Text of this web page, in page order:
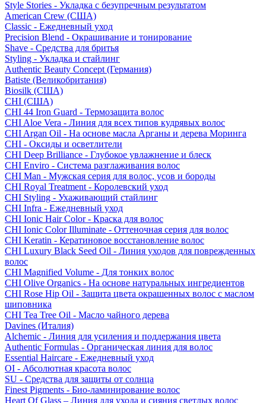
Style Stories - Укладка с безупречным результатом
American Crew (США)
Classic - Ежедневный уход
Precision Blend - Окрашивание и тонирование
Shave - Средства для бритья
Styling - Укладка и стайлинг
Authentic Beauty Concept (Германия)
Batiste (Великобритания)
Biosilk (США)
CHI (США)
CHI 44 Iron Guard - Термозащита волос
CHI Aloe Vera - Линия для всех типов кудрявых волос
CHI Argan Oil - На основе масла Арганы и дерева Моринга
CHI - Оксиды и осветлители
CHI Deep Brilliance - Глубокое увлажнение и блеск
CHI Enviro - Система разглаживания волос
CHI Man - Мужская серия для волос, усов и бороды
CHI Royal Treatment - Королевский уход
CHI Styling - Ухаживающий стайлинг
CHI Infra - Ежедневный уход
CHI Ionic Hair Color - Краска для волос
CHI Ionic Color Illuminate - Оттеночная серия для волос
CHI Keratin - Кератиновое восстановление волос
CHI Luxury Black Seed Oil - Линия уходов для поврежденных
волос
CHI Magnified Volume - Для тонких волос
CHI Olive Organics - На основе натуральных ингредиентов
CHI Rose Hip Oil - Защита цвета окрашенных волос с маслом
шиповника
CHI Tea Tree Oil - Масло чайного дерева
Davines (Италия)
Alchemic - Линия для усиления и поддержания цвета
Authentic Formulas - Органическая линия для волос
Essential Haircare - Eжедневный уход
OI - Абсолютная красота волос
SU - Средства для защиты от солнца
Finest Pigments - Био-ламинирование волос
Heart Of Glass – Линия для ухода и сияния светлых волос